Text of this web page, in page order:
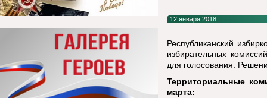
12 января 2018
Республиканский
избирательных
для голосования.
Территориальные
марта: